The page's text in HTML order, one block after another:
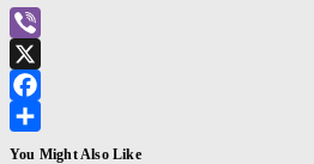
Viber
X
Facebook
Μοιραστείτε
You Might Also Like